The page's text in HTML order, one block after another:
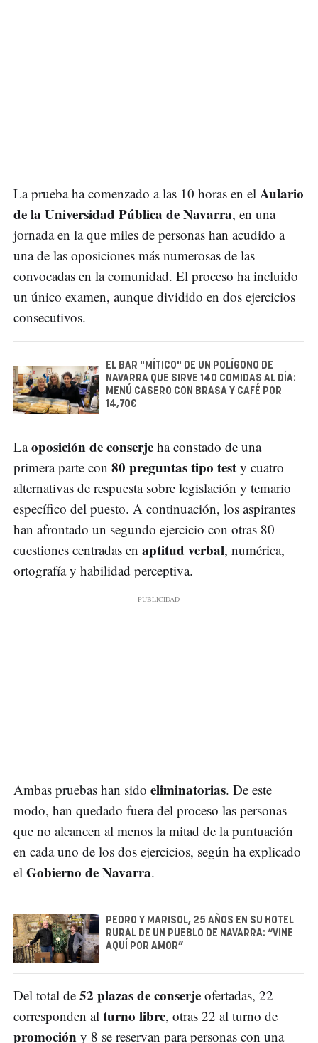
La prueba ha comenzado a las 10 horas en el Aulario
de la Universidad Pública de Navarra, en una
jornada en la que miles de personas han acudido a
una de las oposiciones más numerosas de las
convocadas en la comunidad. El proceso ha incluido
un único examen, aunque dividido en dos ejercicios
consecutivos.
EL BAR "MÍTICO" DE UN POLÍGONO DE
NAVARRA QUE SIRVE 140 COMIDAS AL DÍA:
MENÚ CASERO CON BRASA Y CAFÉ POR
14,70€
Laoposición de conserje ha constado de una
primera parte con 80 preguntas tipo test y cuatro
alternativas de respuesta sobre legislación y temario
específico del puesto. A continuación, los aspirantes
han afrontado un segundo ejercicio con otras 80
cuestiones centradas en aptitud verbal, numérica,
ortografía y habilidad perceptiva.
Ambas pruebas han sido eliminatorias. De este
modo, han quedado fuera del proceso las personas
que no alcancen al menos la mitad de la puntuación
en cada uno de los dos ejercicios, según ha explicado
el Gobierno de Navarra.
PEDRO Y MARISOL, 25 AÑOS EN SU HOTEL
RURAL DE UN PUEBLO DE NAVARRA: “VINE
AQUÍ POR AMOR”
Del total de 52 plazas de conserje ofertadas, 22
corresponden al turno libre, otras 22 al turno de
promoción y 8 se reservan para personas con una